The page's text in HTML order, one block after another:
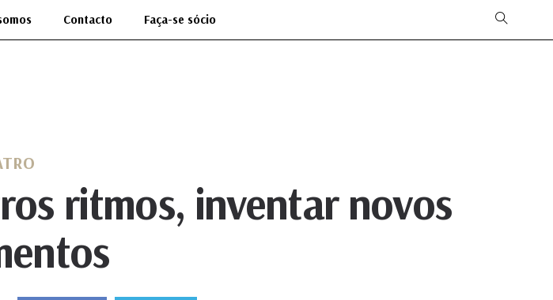
Contacto Faça-se sócio
ritmos, inventar novos